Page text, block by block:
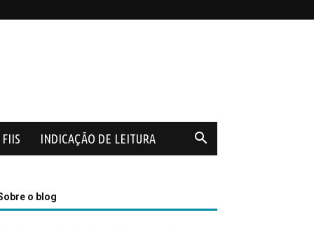
INDICAÇÃO DE LEITURA
o blog